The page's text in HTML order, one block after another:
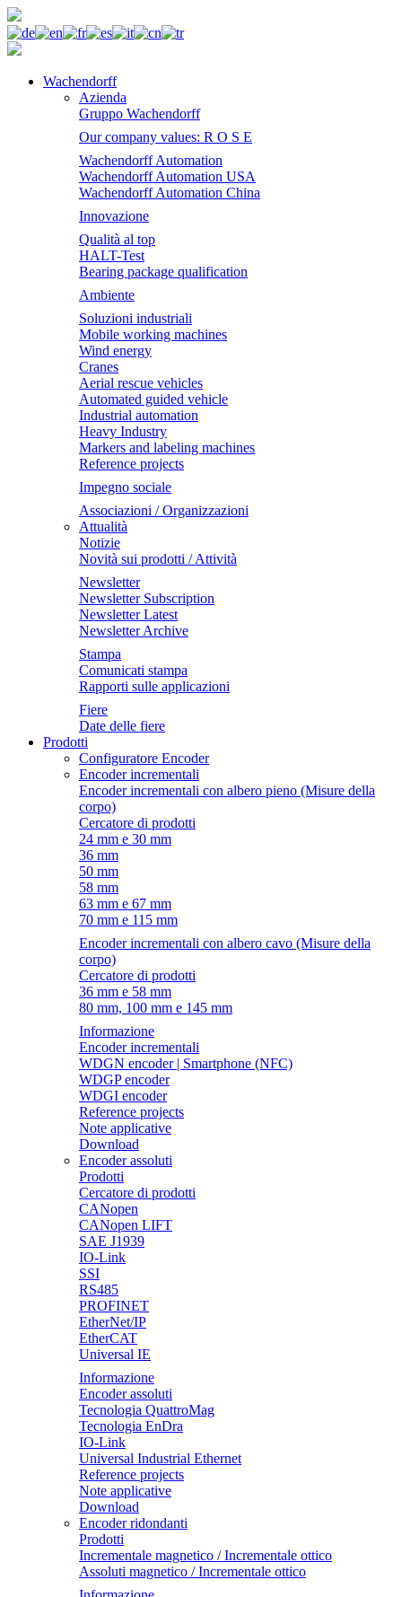
Wachendorff
Azienda
Gruppo Wachendorff
Our company values: R O S E
Wachendorff Automation
Wachendorff Automation USA
Wachendorff Automation China
Innovazione
Qualità al top
HALT-Test
Bearing package qualification
Ambiente
Soluzioni industriali
Mobile working machines
Wind energy
Cranes
Aerial rescue vehicles
Automated guided vehicle
Industrial automation
Heavy Industry
Markers and labeling machines
Reference projects
Impegno sociale
Associazioni / Organizzazioni
Attualità
Notizie
Novità sui prodotti / Attività
Newsletter
Newsletter Subscription
Newsletter Latest
Newsletter Archive
Stampa
Comunicati stampa
Rapporti sulle applicazioni
Fiere
Date delle fiere
Prodotti
Configuratore Encoder
Encoder incrementali
Encoder incrementali con albero pieno (Misure della
corpo)
Cercatore di prodotti
24 mm e 30 mm
36 mm
50 mm
58 mm
63 mm e 67 mm
70 mm e 115 mm
Encoder incrementali con albero cavo (Misure della
corpo)
Cercatore di prodotti
36 mm e 58 mm
80 mm, 100 mm e 145 mm
Informazione
Encoder incrementali
WDGN encoder | Smartphone (NFC)
WDGP encoder
WDGI encoder
Reference projects
Note applicative
Download
Encoder assoluti
Prodotti
Cercatore di prodotti
CANopen
CANopen LIFT
SAE J1939
IO-Link
SSI
RS485
PROFINET
EtherNet/IP
EtherCAT
Universal IE
Informazione
Encoder assoluti
Tecnologia QuattroMag
Tecnologia EnDra
IO-Link
Universal Industrial Ethernet
Reference projects
Note applicative
Download
Encoder ridondanti
Prodotti
Incrementale magnetico / Incrementale ottico
Assoluti magnetico / Incrementale ottico